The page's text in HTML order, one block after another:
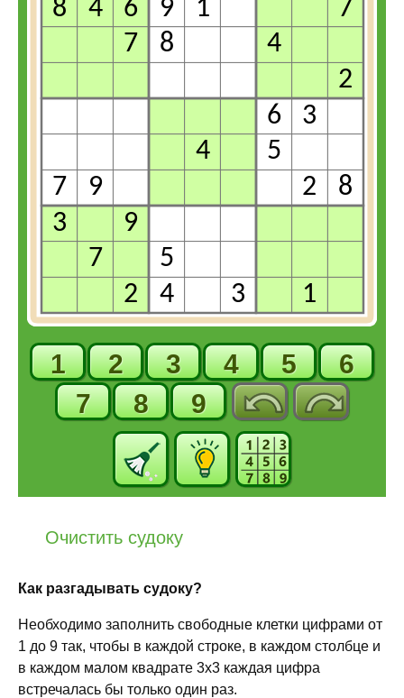
1 2 3 4 5
6
7
8 9
Очистить судоку
Как разгадывать судоку?
Необходимо заполнить свободные клетки цифрами от
1 до 9 так, чтобы в каждой строке, в каждом столбце и
в каждом малом квадрате 3x3 каждая цифра
встречалась бы только один раз.